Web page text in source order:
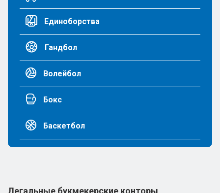
Единоборства
Гандбол
Волейбол
Бокс
Баскетбол
Легальные букмекерские конторы